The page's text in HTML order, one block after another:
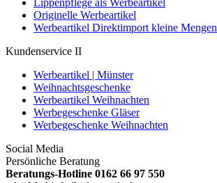
Lippenpflege als Werbeartikel
Originelle Werbeartikel
Werbeartikel Direktimport kleine Mengen
Kundenservice II
Werbeartikel | Münster
Weihnachtsgeschenke
Werbeartikel Weihnachten
Werbegeschenke Gläser
Werbegeschenke Weihnachten
Social Media
Persönliche Beratung
Beratungs-Hotline 0162 66 97 550